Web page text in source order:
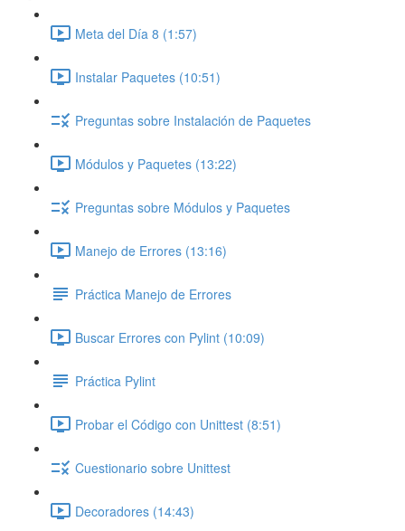
Meta del Día 8 (1:57)
Instalar Paquetes (10:51)
Preguntas sobre Instalación de Paquetes
Módulos y Paquetes (13:22)
Preguntas sobre Módulos y Paquetes
Manejo de Errores (13:16)
Práctica Manejo de Errores
Buscar Errores con Pylint (10:09)
Práctica Pylint
Probar el Código con Unittest (8:51)
Cuestionario sobre Unittest
Decoradores (14:43)